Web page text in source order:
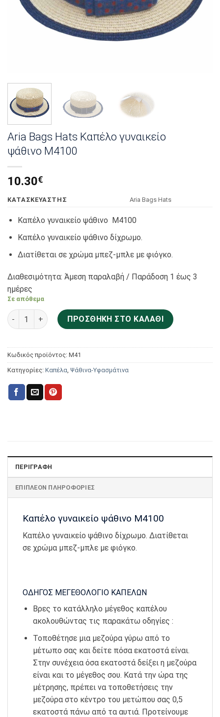
Aria Bags Hats Καπέλο γυναικείο
ψάθινο Μ4100
10.30€
KΑΤΑΣΚΕΥΑΣΤΗΣ Αria Bags Hats
Καπέλο γυναικείο ψάθινο Μ4100
Καπέλο γυναικείο ψάθινο δίχρωμο.
Διατίθεται σε χρώμα μπεζ-μπλε με φιόγκο.
Διαθεσιμότητα: Άμεση παραλαβή / Παράδoση 1 έως 3
ημέρες
Σε απόθεμα
Aria Bags Hats Καπέλο γυναικείο ψάθινο Μ4100 ποσότητα
ΠΡΟΣΘΉΚΗ ΣΤΟ ΚΑΛΆΘΙ
Κωδικός προϊόντος: Μ41
Κατηγορίες: Καπέλα, Ψάθινα-Υφασμάτινα
ΠΕΡΙΓΡΑΦΉ
ΕΠΙΠΛΈΟΝ ΠΛΗΡΟΦΟΡΊΕΣ
Καπέλο γυναικείο ψάθινο Μ4100
Καπέλο γυναικείο ψάθινο δίχρωμο. Διατίθεται
σε χρώμα μπεζ-μπλε με φιόγκο.
ΟΔΗΓΟΣ ΜΕΓΕΘΟΛΟΓΙΟ ΚΑΠΕΛΩΝ
Βρες το κατάλληλο μέγεθος καπέλου
ακολουθώντας τις παρακάτω οδηγίες :
Τοποθέτησε μια μεζούρα γύρω από το
μέτωπο σας και δείτε πόσα εκατοστά είναι.
Στην συνέχεια όσα εκατοστά δείξει η μεζούρα
είναι και το μέγεθος σου. Κατά την ώρα της
μέτρησης, πρέπει να τοποθετήσεις την
μεζούρα στο κέντρο του μετώπου σας 0,5
εκατοστά πάνω από τα αυτιά. Προτείνουμε